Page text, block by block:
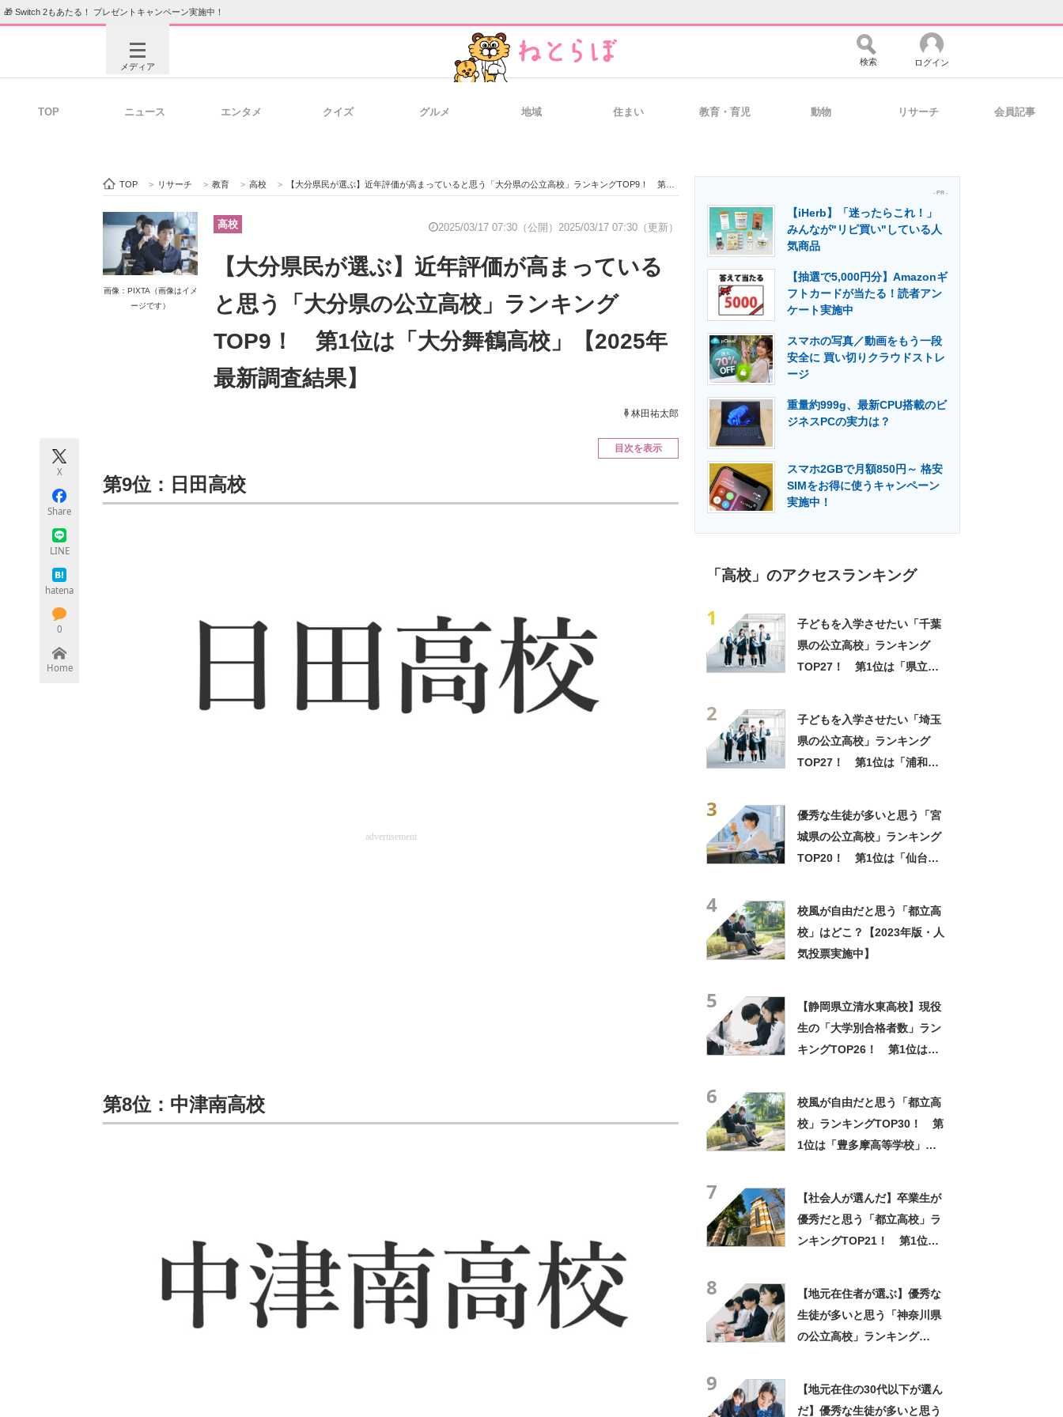
🎁 Switch 2もあたる！ プレゼントキャンペーン実施中！
メディア
ビジネスと働き方のヒント 経営リーダーのコミュニティ マーケ×ITの今がよく分かる
ITエンジニア向け専門サイト 企業向けIT製品の総合サイト 製造業のIT導入・活用を支援
モノづくり技術者専門サイト エレクトロニクス専門サイト エネルギーの専門メディア 建設×テクノロジーの最前線
検索 ログイン
TOP ニュース エンタメ クイズ グルメ 地域 住まい 教育・育児 動物 リサーチ 会員記事
TOP > リサーチ > 教育 > 高校 > 【大分県民が選ぶ】近年評価が高まっていると思う「大分県の公立高校」ランキングTOP9！ 第1位は「大分舞鶴高校」【2025年最新調査結果】
画像：PIXTA（画像はイメ
ージです）
高校 2025/03/17 07:30（公開） 2025/03/17 07:30（更新）
【大分県民が選ぶ】近年評価が高まっている
と思う「大分県の公立高校」ランキング
TOP9！ 第1位は「大分舞鶴高校」【2025年
最新調査結果】
林田祐太郎
X
Share
LINE
hatena
0
Home
目次を表示
第9位：日田高校
advertisement
第8位：中津南高校
- PR -
【iHerb】「迷ったらこれ！」
みんなが"リピ買い"している人
気商品
【抽選で5,000円分】Amazonギ
フトカードが当たる！読者アン
ケート実施中
スマホの写真／動画をもう一段
安全に 買い切りクラウドストレ
ージ
重量約999g、最新CPU搭載のビ
ジネスPCの実力は？
スマホ2GBで月額850円～ 格安
SIMをお得に使うキャンペーン
実施中！
「高校」のアクセスランキング
1
子どもを入学させたい「千葉
県の公立高校」ランキング
TOP27！ 第1位は「県立船
2
子どもを入学させたい「埼玉
県の公立高校」ランキング
TOP27！ 第1位は「浦和高
3
優秀な生徒が多いと思う「宮
城県の公立高校」ランキング
TOP20！ 第1位は「仙台第
4
校風が自由だと思う「都立高
校」はどこ？【2023年版・人
気投票実施中】
5
【静岡県立清水東高校】現役
生の「大学別合格者数」ラン
キングTOP26！ 第1位は
6
校風が自由だと思う「都立高
校」ランキングTOP30！ 第
1位は「豊多摩高等学校」
7
【社会人が選んだ】卒業生が
優秀だと思う「都立高校」ラ
ンキングTOP21！ 第1位は
8
【地元在住者が選ぶ】優秀な
生徒が多いと思う「神奈川県
の公立高校」ランキング
9
【地元在住の30代以下が選ん
だ】優秀な生徒が多いと思う